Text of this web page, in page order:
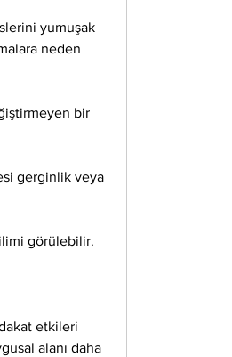
yumuşak
neden
bir
gerginlik veya
görülebilir.
etkileri
alanı daha